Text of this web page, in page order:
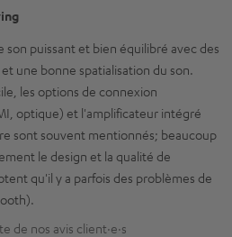
puissant et bien équilibré avec des
une bonne spatialisation du son.
les options de connexion
optique) et l'amplificateur intégré
sont souvent mentionnés; beaucoup
le design et la qualité de
qu'il y a parfois des problèmes de
de nos avis client·e·s